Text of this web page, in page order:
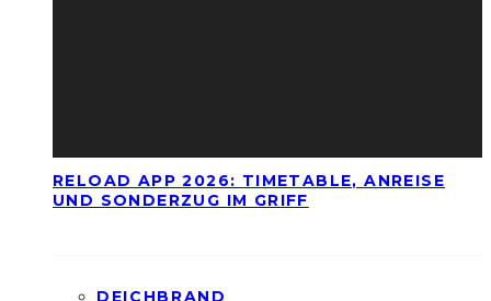
RELOAD APP 2026: TIMETABLE, ANREISE
UND SONDERZUG IM GRIFF
DEICHBRAND